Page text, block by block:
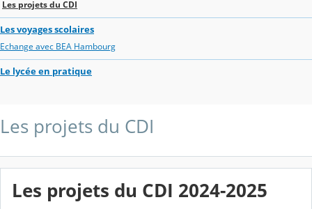
Les projets du CDI
Les voyages scolaires
Echange avec BEA Hambourg
Le lycée en pratique
Les projets du CDI
Les projets du CDI 2024-2025